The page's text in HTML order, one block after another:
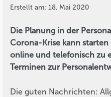
Erstellt am: 18. Mai 2020
Die Planung in der
Corona-Krise kann
online und telefonisch zu
Terminen zur
Die guten Nachrichten: